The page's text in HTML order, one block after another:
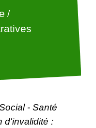
/
- Santé
d'invalidité :